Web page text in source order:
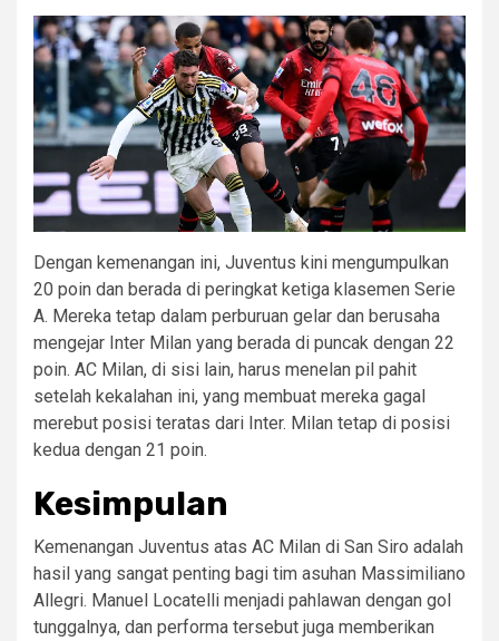
Dengan kemenangan ini, Juventus kini mengumpulkan
20 poin dan berada di peringkat ketiga klasemen Serie
A. Mereka tetap dalam perburuan gelar dan berusaha
mengejar Inter Milan yang berada di puncak dengan 22
poin. AC Milan, di sisi lain, harus menelan pil pahit
setelah kekalahan ini, yang membuat mereka gagal
merebut posisi teratas dari Inter. Milan tetap di posisi
kedua dengan 21 poin.
Kesimpulan
Kemenangan Juventus atas AC Milan di San Siro adalah
hasil yang sangat penting bagi tim asuhan Massimiliano
Allegri. Manuel Locatelli menjadi pahlawan dengan gol
tunggalnya, dan performa tersebut juga memberikan